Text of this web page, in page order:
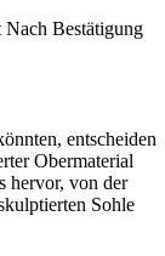
Nach Bestätigung
entscheiden
Obermaterial
hervor, von der
Sohle